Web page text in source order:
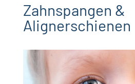
Zahnspangen &
Alignerschienen